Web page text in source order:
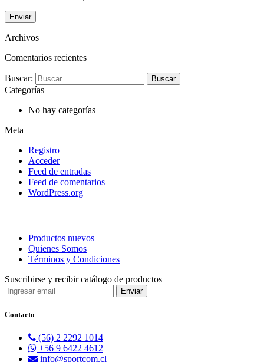
Archivos
Comentarios recientes
Buscar:
Categorías
No hay categorías
Meta
Registro
Acceder
Feed de entradas
Feed de comentarios
WordPress.org
Productos nuevos
Quienes Somos
Términos y Condiciones
Suscribirse y recibir catálogo de productos
Contacto
(56) 2 2292 1014
+56 9 6422 4612
info@sportcom.cl